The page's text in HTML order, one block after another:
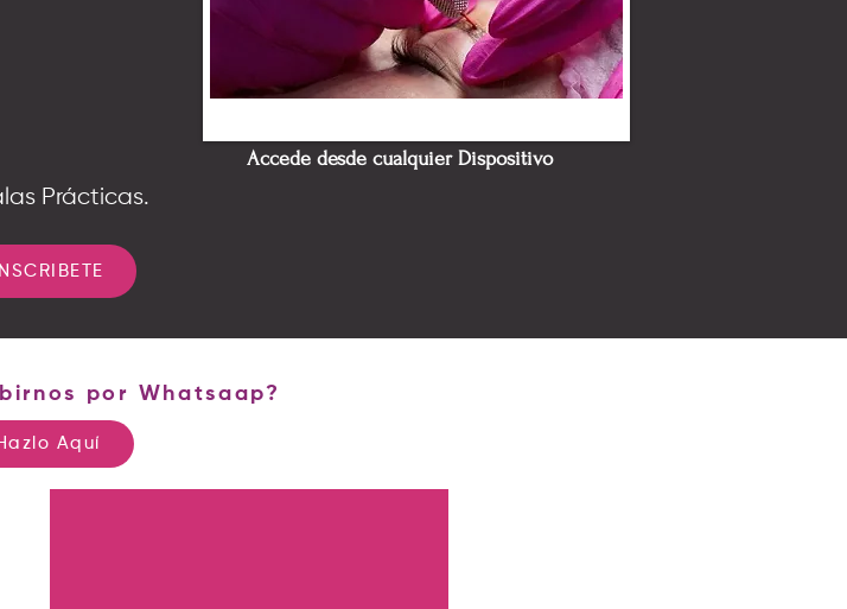
Accede desde cualquier Dispositivo
Prácticas.
INSCRIBETE
por Whatsaap?
Aquí